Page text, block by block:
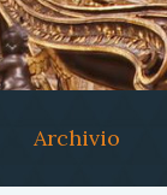
Archivio